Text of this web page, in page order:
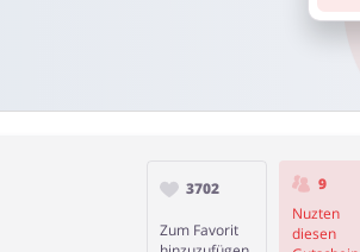
3702
Zum Favorit
9
Nuzten
diesen